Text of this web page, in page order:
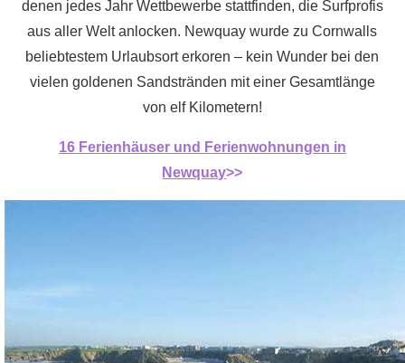
denen jedes Jahr Wettbewerbe stattfinden, die Surfprofis
aus aller Welt anlocken. Newquay wurde zu Cornwalls
beliebtestem Urlaubsort erkoren – kein Wunder bei den
vielen goldenen Sandstränden mit einer Gesamtlänge
von elf Kilometern!
16 Ferienhäuser und Ferienwohnungen in
Newquay>>